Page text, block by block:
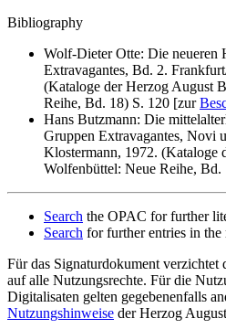
Bibliography
Wolf-Dieter Otte: Die neueren
Extravagantes, Bd. 2.
(Kataloge der Herzog August
Reihe, Bd. 18) S. 120 [zur
Hans Butzmann: Die
Gruppen Extravagantes, Novi
Klostermann, 1972. (Kataloge
Wolfenbüttel: Neue Reihe, Bd.
Search the OPAC for further
Search for further entries in the
Für das Signaturdokument
auf alle Nutzungsrechte. Für die
Digitalisaten gelten gegebenenfalls
Nutzungshinweise der Herzog